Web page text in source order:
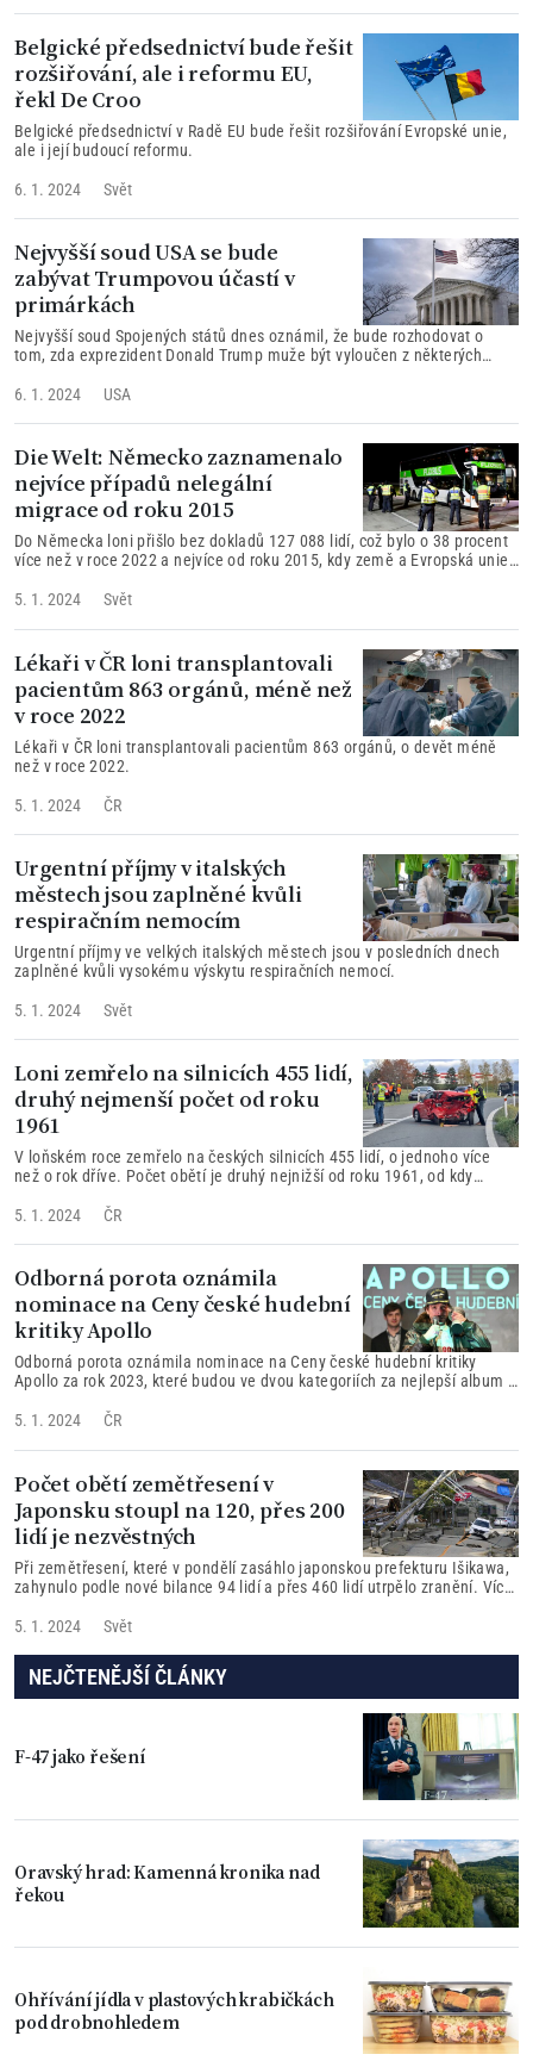
Belgické předsednictví bude řešit
rozšiřování, ale i reformu EU,
řekl De Croo
Belgické předsednictví v Radě EU bude řešit rozšiřování Evropské unie,
ale i její budoucí reformu.
6. 1. 2024 Svět
Nejvyšší soud USA se bude
zabývat Trumpovou účastí v
primárkách
Nejvyšší soud Spojených států dnes oznámil, že bude rozhodovat o
tom, zda exprezident Donald Trump muže být vyloučen z některých
6. 1. 2024
USA
Die Welt: Německo zaznamenalo
nejvíce případů nelegální
migrace od roku 2015
Do Německa loni přišlo bez dokladů 127 088 lidí, což bylo o 38 procent
více než v roce 2022 a nejvíce od roku 2015, kdy země a Evropská unie
5. 1. 2024
Svět
Lékaři v ČR loni transplantovali
pacientům 863 orgánů, méně než
v roce 2022
Lékaři v ČR loni transplantovali pacientům 863 orgánů, o devět méně
než v roce 2022.
5. 1. 2024 ČR
Urgentní příjmy v italských
městech jsou zaplněné kvůli
respiračním nemocím
Urgentní příjmy ve velkých italských městech jsou v posledních dnech
zaplněné kvůli vysokému výskytu respiračních nemocí.
5. 1. 2024 Svět
Loni zemřelo na silnicích 455 lidí,
druhý nejmenší počet od roku
1961
V loňském roce zemřelo na českých silnicích 455 lidí, o jednoho více
než o rok dříve. Počet obětí je druhý nejnižší od roku 1961, od kdy
5. 1. 2024
ČR
Odborná porota oznámila
nominace na Ceny české hudební
kritiky Apollo
Odborná porota oznámila nominace na Ceny české hudební kritiky
Apollo za rok 2023, které budou ve dvou kategoriích za nejlepší album a
5. 1. 2024
ČR
Počet obětí zemětřesení v
Japonsku stoupl na 120, přes 200
lidí je nezvěstných
Při zemětřesení, které v pondělí zasáhlo japonskou prefekturu Išikawa,
zahynulo podle nové bilance 94 lidí a přes 460 lidí utrpělo zranění. Více
5. 1. 2024
Svět
NEJČTENĚJŠÍ ČLÁNKY
F-47 jako řešení
Oravský hrad: Kamenná kronika nad
řekou
Ohřívání jídla v plastových krabičkách
pod drobnohledem